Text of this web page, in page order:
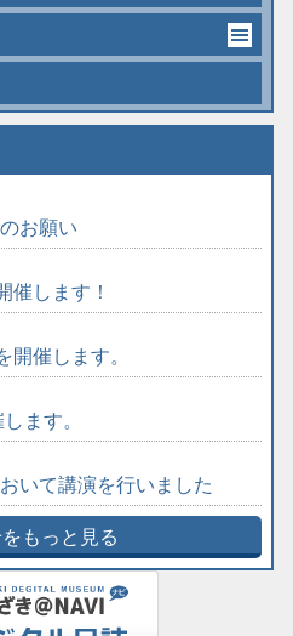
お願い
催します！
開催します。
ます。
いて講演を行いました
もっと見る